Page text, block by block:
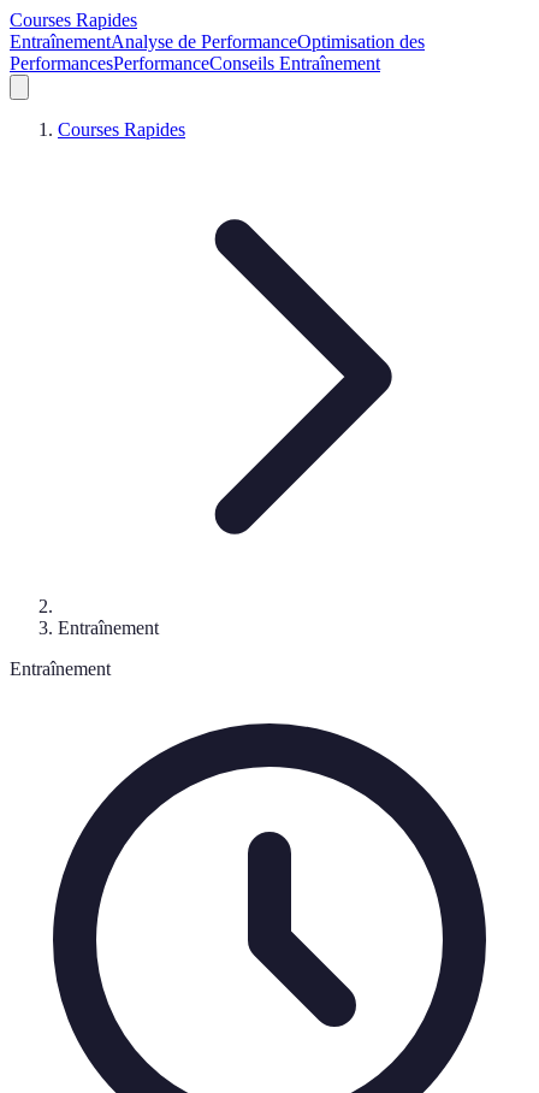
Courses Rapides
EntraînementAnalyse de PerformanceOptimisation des
PerformancesPerformanceConseils Entraînement
Courses Rapides
Entraînement
Entraînement